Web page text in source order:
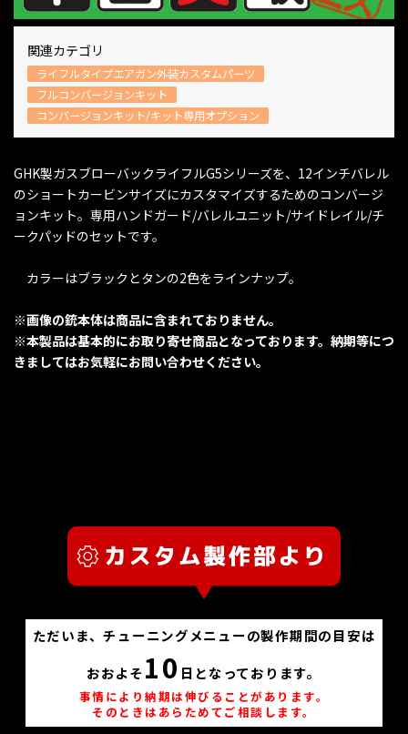
関連カテゴリ
ライフルタイプエアガン外装カスタムパーツ
フルコンバージョンキット
コンバージョンキット/キット専用オプション
GHK製ガスブローバックライフルG5シリーズを、12インチバレル
のショートカービンサイズにカスタマイズするためのコンバージ
ョンキット。専用ハンドガード/バレルユニット/サイドレイル/チ
ークパッドのセットです。
カラーはブラックとタンの2色をラインナップ。
※画像の銃本体は商品に含まれておりません。
※本製品は基本的にお取り寄せ商品となっております。納期等につ
きましてはお気軽にお問い合わせください。
ただいま、チューニングメニューの製作期間の目安は
おおよそ 10 日となっております。
事情により納期は伸びることがあります。
そのときはあらためてご相談します。